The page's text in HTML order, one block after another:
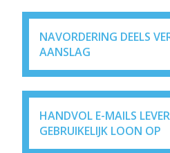
NAVORDERING DEELS
AANSLAG
HANDVOL E-MAILS
GEBRUIKELIJK LOON OP